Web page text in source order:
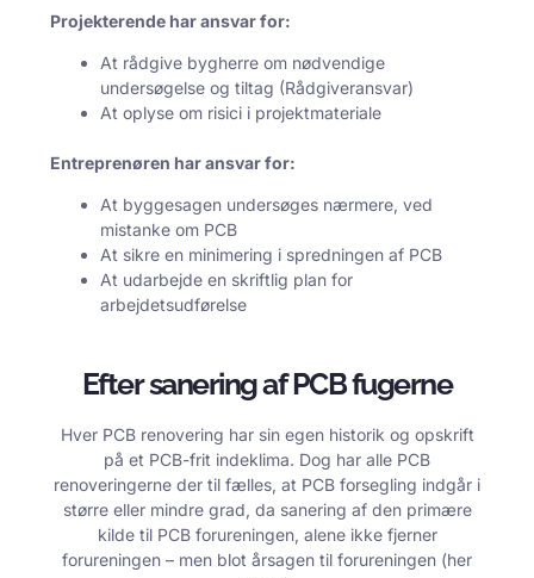
Projekterende har ansvar for:
At rådgive bygherre om nødvendige
undersøgelse og tiltag (Rådgiveransvar)
At oplyse om risici i projektmateriale
Entreprenøren har ansvar for:
At byggesagen undersøges nærmere, ved
mistanke om PCB
At sikre en minimering i spredningen af PCB
At udarbejde en skriftlig plan for
arbejdetsudførelse
Efter sanering af PCB fugerne
Hver PCB renovering har sin egen historik og opskrift
på et PCB-frit indeklima. Dog har alle PCB
renoveringerne der til fælles, at PCB forsegling indgår i
større eller mindre grad, da sanering af den primære
kilde til PCB forureningen, alene ikke fjerner
forureningen – men blot årsagen til forureningen (her